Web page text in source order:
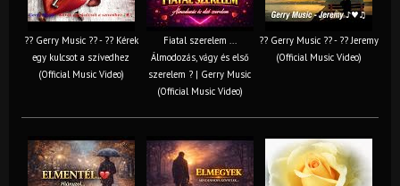
?? Gerry Music ?? - ?? Kérek
egy kulcsot a szívedhez
(Official Music Video)
Fiatal szerelem ...
Álmodozás, vágy és első
szerelem ? | Gerry Music
(Official Music Video)
?? Gerry Music ?? - ?? Jeremy
(Official Music Video)